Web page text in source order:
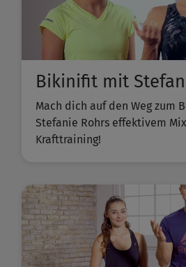
Bikinifit mit
Mach dich auf den Weg zum
Stefanie Rohrs effektivem
Krafttraining!